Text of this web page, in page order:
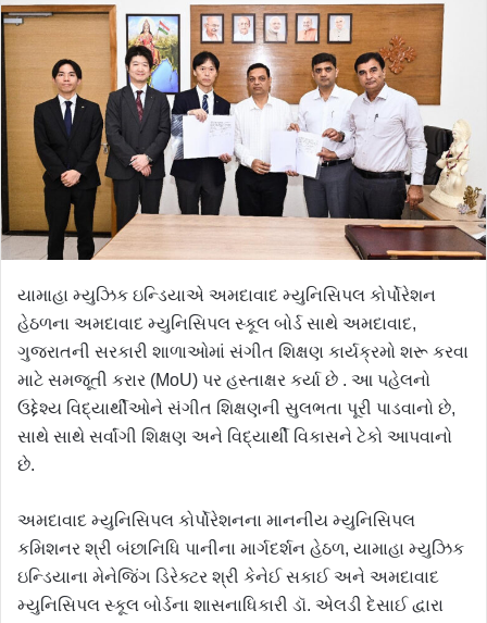
યામાહા મ્યુઝિક ઇન્ડિયાએ અમદાવાદ મ્યુનિસિપલ કોર્પોરેશન
હેઠળના અમદાવાદ મ્યુનિસિપલ સ્કૂલ બોર્ડ સાથે અમદાવાદ,
ગુજરાતની સરકારી શાળાઓમાં સંગીત શિક્ષણ કાર્યક્રમો શરૂ કરવા
માટે સમજૂતી કરાર (MoU) પર હસ્તાક્ષર કર્યા છે . આ પહેલનો
ઉદ્દેશ્ય વિદ્યાર્થીઓને સંગીત શિક્ષણની સુલભતા પૂરી પાડવાનો છે,
સાથે સાથે સર્વાંગી શિક્ષણ અને વિદ્યાર્થી વિકાસને ટેકો આપવાનો
છે.
અમદાવાદ મ્યુનિસિપલ કોર્પોરેશનના માનનીય મ્યુનિસિપલ
કમિશનર શ્રી બંછાનિધિ પાનીના માર્ગદર્શન હેઠળ, યામાહા મ્યુઝિક
ઇન્ડિયાના મેનેજિંગ ડિરેક્ટર શ્રી કેનેઈ સકાઈ અને અમદાવાદ
મ્યુનિસિપલ સ્કૂલ બોર્ડના શાસનાધિકારી ડૉ. એલડી દેસાઈ દ્વારા